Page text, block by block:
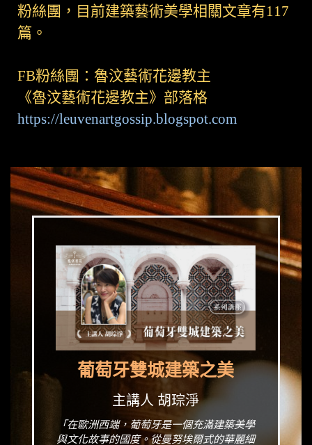
粉絲團，目前建築藝術美學相關文章有117
篇。
FB粉絲團：魯汶藝術花邊教主
《魯汶藝術花邊教主》部落格
https://leuvenartgossip.blogspot.com
葡萄牙雙城建築之美
主講人 胡琮淨
「在歐洲西端，葡萄牙是一個充滿建築美學
與文化故事的國度。從曼努埃爾式的華麗細